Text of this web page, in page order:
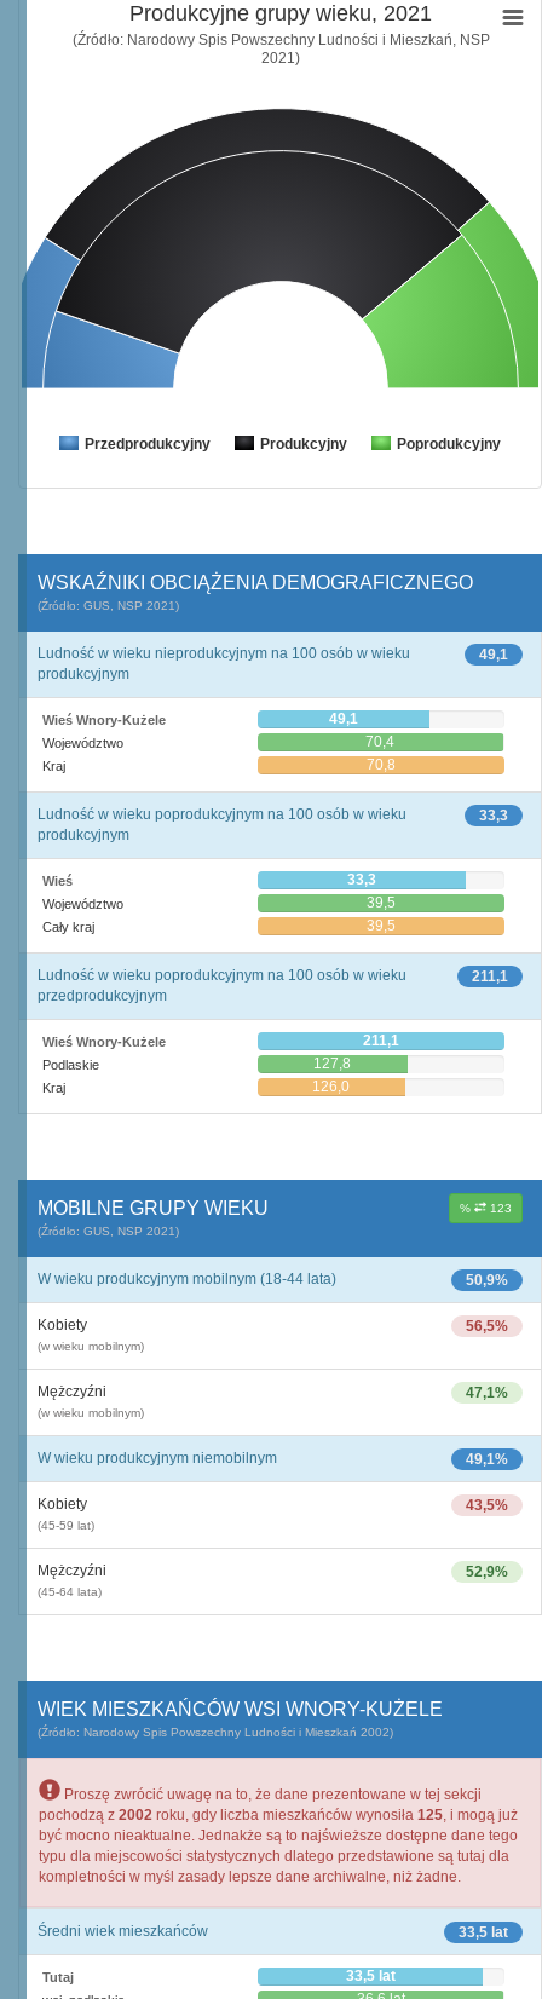
Produkcyjne grupy wieku, 2021
(Źródło: Narodowy Spis Powszechny Ludności i Mieszkań, NSP
2021)
Przedprodukcyjny Produkcyjny Poprodukcyjny
WSKAŹNIKI OBCIĄŻENIA DEMOGRAFICZNEGO
(Źródło: GUS, NSP 2021)
49,1
Ludność w wieku nieprodukcyjnym na 100 osób w wieku
produkcyjnym
Wieś Wnory-Kużele 49,1
Województwo 70,4
Kraj 70,8
33,3
Ludność w wieku poprodukcyjnym na 100 osób w wieku
produkcyjnym
Wieś 33,3
Województwo 39,5
Cały kraj 39,5
211,1
Ludność w wieku poprodukcyjnym na 100 osób w wieku
przedprodukcyjnym
Wieś Wnory-Kużele 211,1
Podlaskie 127,8
Kraj 126,0
% 123
MOBILNE GRUPY WIEKU
(Źródło: GUS, NSP 2021)
50,9%
W wieku produkcyjnym mobilnym (18-44 lata)
56,5%
Kobiety
(w wieku mobilnym)
47,1%
Mężczyźni
(w wieku mobilnym)
49,1%
W wieku produkcyjnym niemobilnym
43,5%
Kobiety
(45-59 lat)
52,9%
Mężczyźni
(45-64 lata)
WIEK MIESZKAŃCÓW WSI WNORY-KUŻELE
(Źródło: Narodowy Spis Powszechny Ludności i Mieszkań 2002)
Proszę zwrócić uwagę na to, że dane prezentowane w tej sekcji
pochodzą z 2002 roku, gdy liczba mieszkańców wynosiła 125, i mogą już
być mocno nieaktualne. Jednakże są to najświeższe dostępne dane tego
typu dla miejscowości statystycznych dlatego przedstawione są tutaj dla
kompletności w myśl zasady lepsze dane archiwalne, niż żadne.
33,5 lat
Średni wiek mieszkańców
Tutaj 33,5 lat